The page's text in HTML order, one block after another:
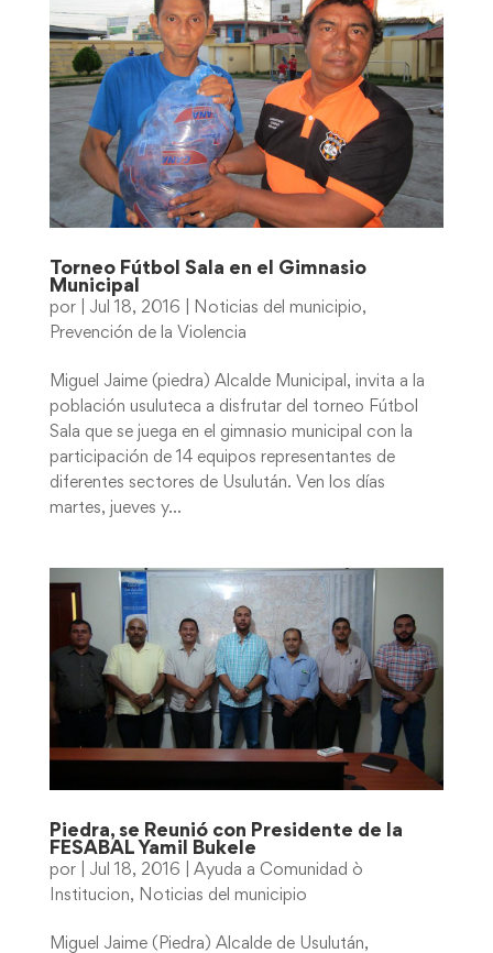
Torneo Fútbol Sala en el Gimnasio
Municipal
por Jul 18, 2016 Noticias del municipio,
Prevención de la Violencia
Miguel Jaime (piedra) Alcalde Municipal, invita a la
población usuluteca a disfrutar del torneo Fútbol
Sala que se juega en el gimnasio municipal con la
participación de 14 equipos representantes de
diferentes sectores de Usulután. Ven los días
martes, jueves y...
Piedra, se Reunió con Presidente de la
FESABAL Yamil Bukele
por Jul 18, 2016
Ayuda a Comunidad ò
Institucion, Noticias del municipio
Miguel Jaime (Piedra) Alcalde de Usulután,